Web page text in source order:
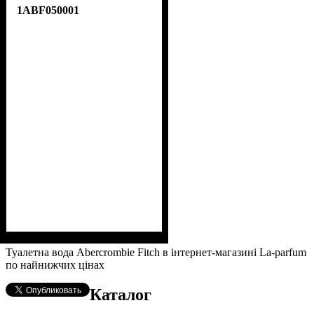
1ABF050001
Туалетна вода Abercrombie Fitch в інтернет-магазині La-parfum
по найнижчих цінах
Каталог